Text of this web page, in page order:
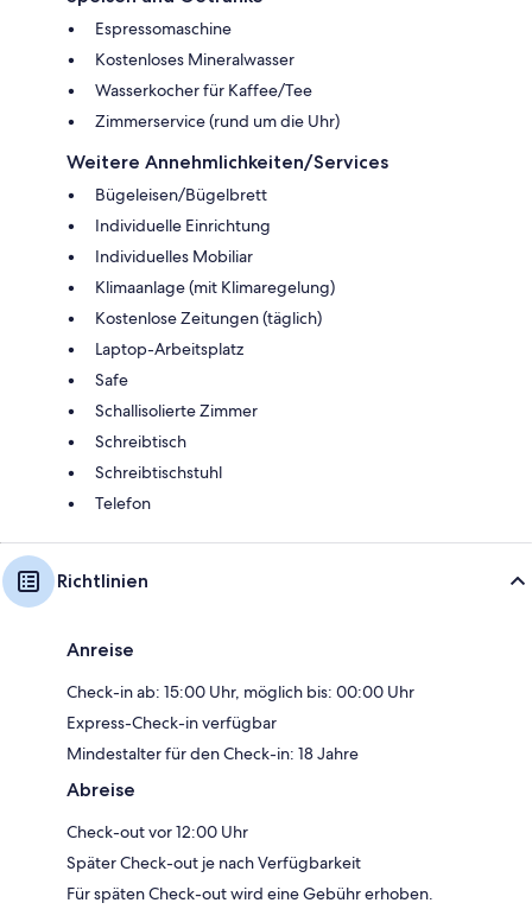
Espressomaschine
Kostenloses Mineralwasser
Wasserkocher für Kaffee/Tee
Zimmerservice (rund um die Uhr)
Weitere Annehmlichkeiten/Services
Bügeleisen/Bügelbrett
Individuelle Einrichtung
Individuelles Mobiliar
Klimaanlage (mit Klimaregelung)
Kostenlose Zeitungen (täglich)
Laptop-Arbeitsplatz
Safe
Schallisolierte Zimmer
Schreibtisch
Schreibtischstuhl
Telefon
Richtlinien
Anreise
Check-in ab: 15:00 Uhr, möglich bis: 00:00 Uhr
Express-Check-in verfügbar
Mindestalter für den Check-in: 18 Jahre
Abreise
Check-out vor 12:00 Uhr
Später Check-out je nach Verfügbarkeit
Für späten Check-out wird eine Gebühr erhoben.